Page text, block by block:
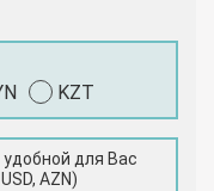
KZT
для Вас
AZN)